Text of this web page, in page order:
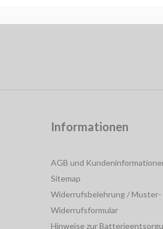
Informationen
AGB und
Sitemap
Widerrufsbelehrung / Muster-
Widerrufsformular
Hinweise zur